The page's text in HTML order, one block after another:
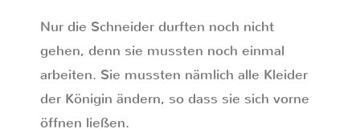
Nur die Schneider durften noch nicht
gehen, denn sie mussten noch einmal
arbeiten. Sie mussten nämlich alle Kleider
der Königin ändern, so dass sie sich vorne
öffnen ließen.